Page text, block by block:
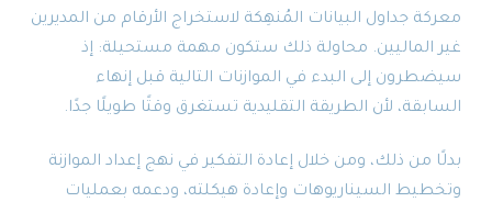
معركة جداول البيانات المُنهِكة لاستخراج الأرقام من المديرين
غير الماليين. محاولة ذلك ستكون مهمة مستحيلة: إذ
سيضطرون إلى البدء في الموازنات التالية قبل إنهاء
السابقة، لأن الطريقة التقليدية تستغرق وقتًا طويلًا جدًا.
بدلًا من ذلك، ومن خلال إعادة التفكير في نهج إعداد الموازنة
وتخطيط السيناريوهات وإعادة هيكلته، ودعمه بعمليات